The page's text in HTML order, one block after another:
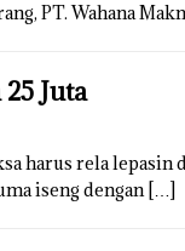
PT. Wahana
Juta
harus rela lepasin
iseng dengan […]